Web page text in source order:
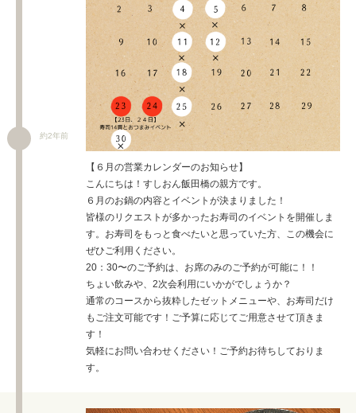
約2年前
【６月の営業カレンダーのお知らせ】
こんにちは！すしおん飯田橋の親方です。
６月のお鍋の内容とイベントが決まりました！
皆様のリクエストが多かったお寿司のイベントを開催しま
す。お寿司をもっと食べたいと思っていた方、この機会に
ぜひご利用ください。
20：30〜のご予約は、お席のみのご予約が可能に！！
ちょい飲みや、2次会利用にいかがでしょうか？
通常のコースから抜粋したゼットメニューや、お寿司だけ
もご注文可能です！ご予算に応じてご用意させて頂きま
す！
気軽にお問い合わせください！ご予約お待ちしておりま
す。